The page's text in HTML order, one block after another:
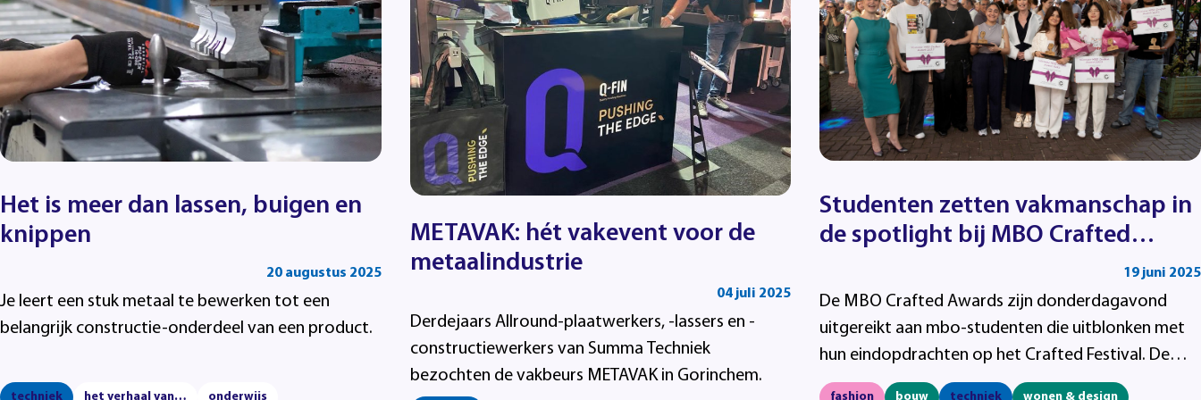
Het is meer dan lassen, buigen en
knippen
20 augustus 2025
Je leert een stuk metaal te bewerken tot een
belangrijk constructie-onderdeel van een product.
techniek het verhaal van… onderwijs
METAVAK: hét vakevent voor de
metaalindustrie
04 juli 2025
Derdejaars Allround-plaatwerkers, -lassers en -
constructiewerkers van Summa Techniek
bezochten de vakbeurs METAVAK in Gorinchem.
Studenten zetten vakmanschap in
de spotlight bij MBO Crafted
19 juni 2025
De MBO Crafted Awards zijn donderdagavond
uitgereikt aan mbo-studenten die uitblonken met
hun eindopdrachten op het Crafted Festival. De
prijzen zijn bedoeld als aanmoediging voor
fashion bouw techniek wonen & design